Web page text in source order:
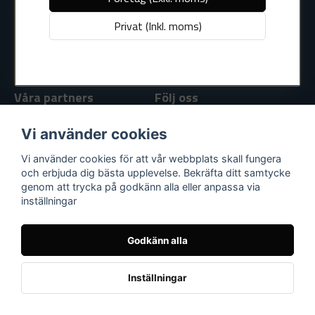
Hämta kod
Privat (Inkl. moms)
Tel: 0490-375 90
Epost kontakt: info@vitronic.se
Epost suppport:
Registrera dig
Glömt lösenord?
Våra partners Följ oss
Supportlänkar
Nyheter & Artiklar
Kundtjänst / Support
Vi använder cookies
Vi använder cookies för att vår webbplats skall fungera
och erbjuda dig bästa upplevelse. Bekräfta ditt samtycke
genom att trycka på godkänn alla eller anpassa via
inställningar
Godkänn alla
Inställningar